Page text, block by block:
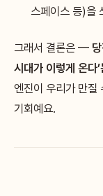
스페이스 등)을
그래서 결론은 —
시대가 이렇게 온다
엔진이 우리가 만질
기회예요.